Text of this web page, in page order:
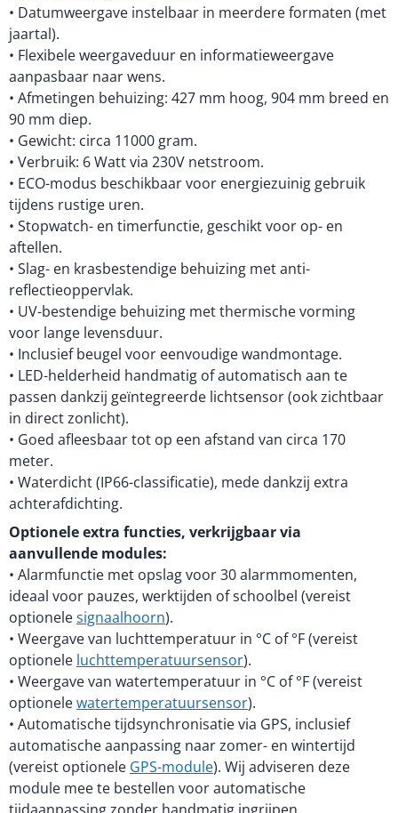
• Datumweergave instelbaar in meerdere formaten (met
jaartal).
• Flexibele weergaveduur en informatieweergave
aanpasbaar naar wens.
• Afmetingen behuizing: 427 mm hoog, 904 mm breed en
90 mm diep.
• Gewicht: circa 11000 gram.
• Verbruik: 6 Watt via 230V netstroom.
• ECO-modus beschikbaar voor energiezuinig gebruik
tijdens rustige uren.
• Stopwatch- en timerfunctie, geschikt voor op- en
aftellen.
• Slag- en krasbestendige behuizing met anti-
reflectieoppervlak.
• UV-bestendige behuizing met thermische vorming
voor lange levensduur.
• Inclusief beugel voor eenvoudige wandmontage.
• LED-helderheid handmatig of automatisch aan te
passen dankzij geïntegreerde lichtsensor (ook zichtbaar
in direct zonlicht).
• Goed afleesbaar tot op een afstand van circa 170
meter.
• Waterdicht (IP66-classificatie), mede dankzij extra
achterafdichting.
Optionele extra functies, verkrijgbaar via
aanvullende modules:
• Alarmfunctie met opslag voor 30 alarmmomenten,
ideaal voor pauzes, werktijden of schoolbel (vereist
optionelesignaalhoorn).
• Weergave van luchttemperatuur in °C of °F (vereist
optionele luchttemperatuursensor).
• Weergave van watertemperatuur in °C of °F (vereist
optionelewatertemperatuursensor).
• Automatische tijdsynchronisatie via GPS, inclusief
automatische aanpassing naar zomer- en wintertijd
(vereist optionele GPS-module). Wij adviseren deze
module mee te bestellen voor automatische